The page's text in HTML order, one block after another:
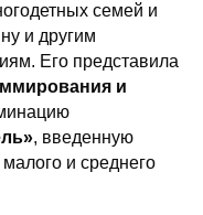
семей и
и другим
Его представила
и
, введенную
и среднего